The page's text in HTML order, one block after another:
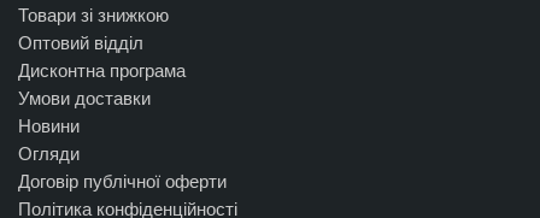
Товари зі знижкою
Оптовий відділ
Дисконтна програма
Умови доставки
Новини
Огляди
Договір публічної оферти
Політика конфіденційності